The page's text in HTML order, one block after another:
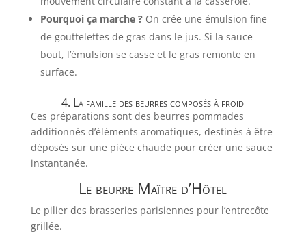
Pourquoi ça marche ?On crée une émulsion fine
de gouttelettes de gras dans le jus. Si la sauce
bout, l’émulsion se casse et le gras remonte en
surface.
4. La famille des beurres composés à froid
Ces préparations sont des beurres pommades
additionnés d’éléments aromatiques, destinés à être
déposés sur une pièce chaude pour créer une sauce
instantanée.
Le beurre Maître d’Hôtel
Le pilier des brasseries parisiennes pour l’entrecôte
grillée.